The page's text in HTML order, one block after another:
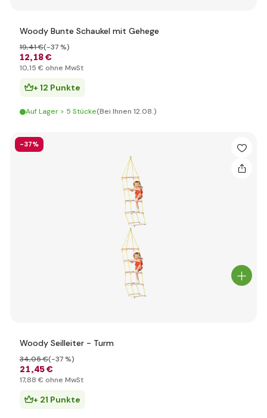
Woody Bunte Schaukel mit Gehege
12,18 €
19,41 €(-37 %)
10,15 € ohne MwSt
+ 12 Punkte
Auf Lager > 5 Stücke(Bei Ihnen 12.08.)
-37%
Woody Seilleiter - Turm
21,45 €
34,05 €(-37 %)
17,88 € ohne MwSt
+ 21 Punkte